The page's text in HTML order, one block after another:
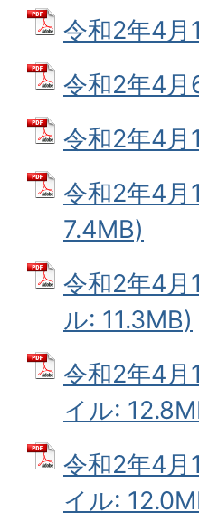
令和2年4
令和2年4
令和2年4
令和2年4
7.4MB)
令和2年4
ル: 11.3MB)
令和2年4
イル:
令和2年4
イル: